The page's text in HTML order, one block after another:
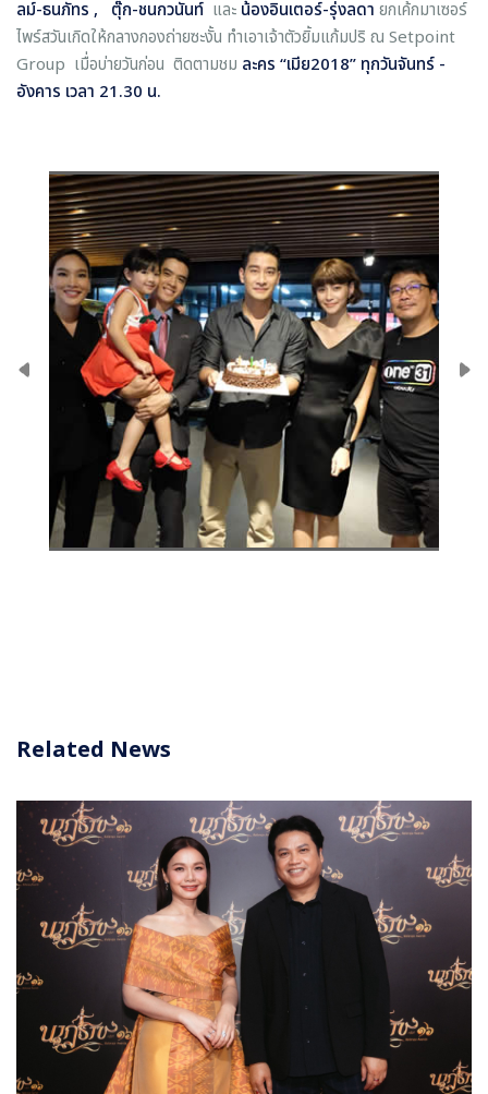
ลม์-ธนภัทร , ตุ๊ก-ชนกวนันท์ และ น้องอินเตอร์-รุ่งลดา ยกเค้กมาเซอร์
ไพร์สวันเกิดให้กลางกองถ่ายซะงั้น ทำเอาเจ้าตัวยิ้มแก้มปริ ณ Setpoint
Group เมื่อบ่ายวันก่อน ติดตามชม ละคร “เมีย2018” ทุกวันจันทร์ -
อังคาร เวลา 21.30 น.
Related News